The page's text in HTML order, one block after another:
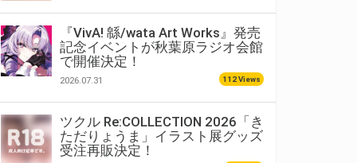
『VivA! 緜/wata Art Works』発売
記念イベントが秋葉原ラジオ会館
で開催決定！
2026.07.31 112 Views
ツクル Re:COLLECTION 2026「き
ただりょうま」イラスト展グッズ
受注再販決定！